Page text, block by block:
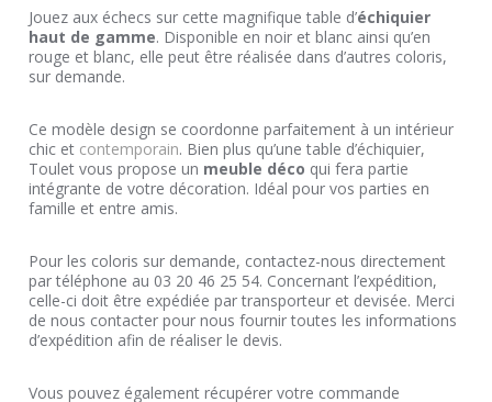
Jouez aux échecs sur cette magnifique table d’échiquier
haut de gamme. Disponible en noir et blanc ainsi qu’en
rouge et blanc, elle peut être réalisée dans d’autres coloris,
sur demande.
Ce modèle design se coordonne parfaitement à un intérieur
chic et contemporain. Bien plus qu’une table d’échiquier,
Toulet vous propose un meuble déco qui fera partie
intégrante de votre décoration. Idéal pour vos parties en
famille et entre amis.
Pour les coloris sur demande, contactez-nous directement
par téléphone au 03 20 46 25 54. Concernant l’expédition,
celle-ci doit être expédiée par transporteur et devisée. Merci
de nous contacter pour nous fournir toutes les informations
d’expédition afin de réaliser le devis.
Vous pouvez également récupérer votre commande